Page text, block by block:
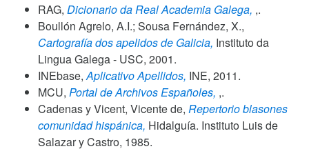
RAG, Dicionario da Real Academia Galega, ,.
Boullón Agrelo, A.I.; Sousa Fernández, X.,
Cartografía dos apelidos de Galicia, Instituto da
Lingua Galega - USC, 2001.
INEbase,Aplicativo Apellidos, INE, 2011.
MCU, Portal de Archivos Españoles, ,.
Cadenas y Vicent, Vicente de, Repertorio blasones
comunidad hispánica, Hidalguía. Instituto Luis de
Salazar y Castro, 1985.